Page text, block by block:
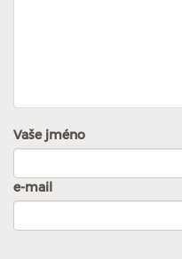
Vaše jméno
e-mail